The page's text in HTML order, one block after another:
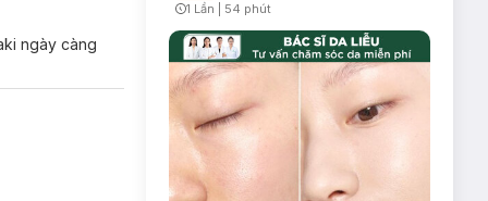
ngày càng
1 Lần 54 phút